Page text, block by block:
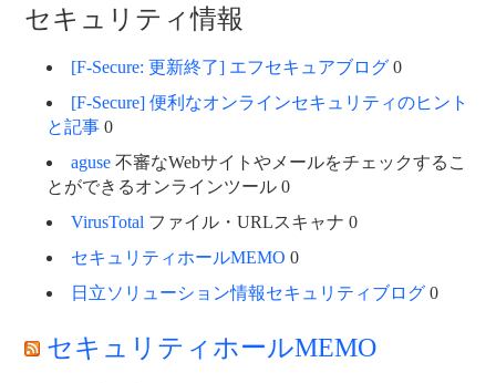
セキュリティ情報
[F-Secure: 更新終了] エフセキュアブログ 0
[F-Secure] 便利なオンラインセキュリティのヒント
と記事 0
aguse 不審なWebサイトやメールをチェックするこ
とができるオンラインツール 0
VirusTotal ファイル・URLスキャナ 0
セキュリティホールMEMO 0
日立ソリューション情報セキュリティブログ 0
セキュリティホールMEMO